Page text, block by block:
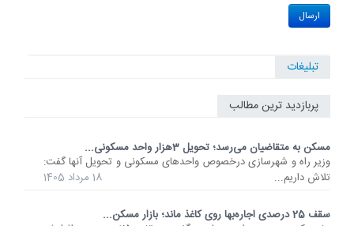
تبلیغات
پربازدید ترین مطالب
مسکن به متقاضیان می‌رسد؛ تحویل 3هزار واحد مسکونی...
وزیر راه و شهرسازی درخصوص واحدهای مسکونی و تحویل آنها گفت:
تلاش داریم...
18 مرداد 1405
سقف 25 درصدی اجاره‌بها روی کاغذ ماند؛ بازار مسکن...